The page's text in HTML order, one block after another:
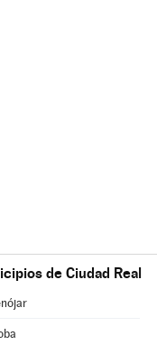
de Ciudad Real